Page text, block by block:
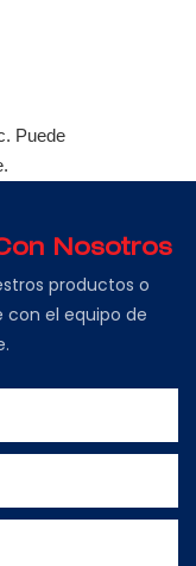
Puede
Nosotros
productos o
con el equipo de